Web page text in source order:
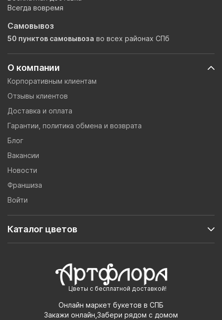
Цветы с бесплатной доставкой!
Онлайн маркет букетов в СПБ
Закажи онлайн,Забери рядом с домом
О компании
Корпоративным клиентам
Отзывы клиентов
Доставка и оплата
Гарантии, политика обмена и возврата
Блог
Вакансии
Новости
Франшиза
Войти
Каталог цветов
Всегда вовремя
Самовывоз
50 пунктов самовывоза во всех районах СПб